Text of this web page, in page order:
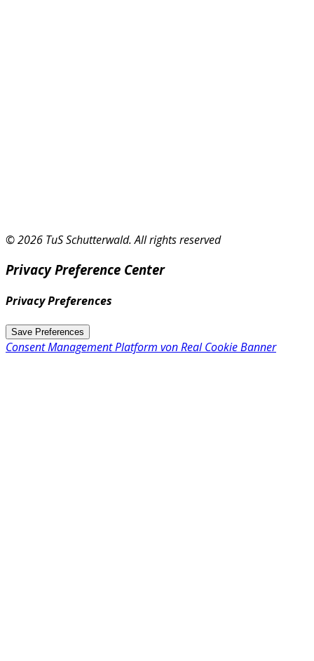
© 2026 TuS Schutterwald. All rights reserved
Privacy Preference Center
Privacy Preferences
Consent Management Platform von Real Cookie Banner